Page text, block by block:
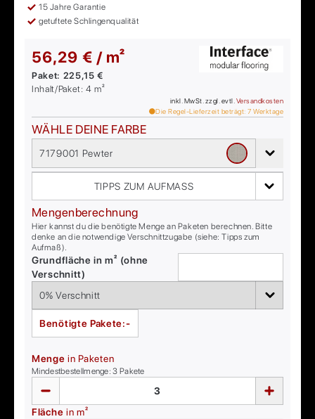
15 Jahre Garantie
getuftete Schlingenqualität
56,29 € / m²
Paket: 225,15 €
Inhalt/Paket:4 m²
inkl. MwSt. zzgl. evtl. Versandkosten
Die Regel-Lieferzeit beträgt: 7 Werktage
WÄHLE DEINE FARBE
7179001 Pewter
TIPPS ZUM AUFMASS
Mengenberechnung
Hier kannst du die benötigte Menge an Paketen berechnen. Bitte
denke an die notwendige Verschnittzugabe (siehe: Tipps zum
Aufmaß).
Grundfläche in m² (ohne
Verschnitt)
Benötigte Pakete:-
Menge in Paketen
Mindestbestellmenge:3 Pakete
Fläche in m²